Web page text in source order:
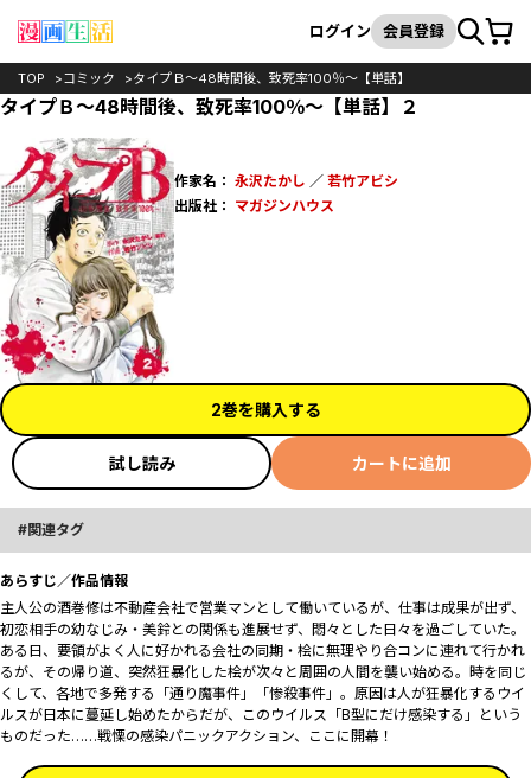
検索
ログイン 会員登録カート
TOP コミック タイプＢ～48時間後、致死率100％～【単話】
タイプＢ～48時間後、致死率100％～【単話】２
作家名： 永沢たかし ／ 若竹アビシ
出版社： マガジンハウス
2巻を購入する
試し読み カートに追加
関連タグ
あらすじ／作品情報
主人公の酒巻修は不動産会社で営業マンとして働いているが、仕事は成果が出ず、
初恋相手の幼なじみ・美鈴との関係も進展せず、悶々とした日々を過ごしていた。
ある日、要領がよく人に好かれる会社の同期・桧に無理やり合コンに連れて行かれ
るが、その帰り道、突然狂暴化した桧が次々と周囲の人間を襲い始める。時を同じ
くして、各地で多発する「通り魔事件」「惨殺事件」。原因は人が狂暴化するウイ
ルスが日本に蔓延し始めたからだが、このウイルス「B型にだけ感染する」という
ものだった……戦慄の感染パニックアクション、ここに開幕！